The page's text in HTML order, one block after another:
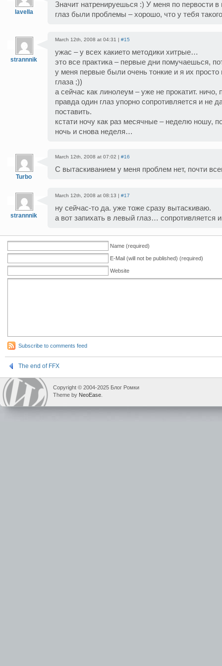
lavella
Значит натренируешься :) У меня по первости в
глаз были проблемы – хорошо, что у тебя
strannnik
March 12th, 2008 at 04:31 | #15
ужас – у всех какието методики хитрые…
это все практика – первые дни помучаешься,
у меня первые были очень тонкие и я их просто
глаза ;))
а сейчас как линолеум – уже не прокатит. ничо,
правда один глаз упорно сопротивляется и не
поставить.
кстати ночу как раз месячные – неделю ношу,
ночь и снова неделя…
Turbo
March 12th, 2008 at 07:02 | #16
С вытаскиванием у меня проблем нет, почти
strannnik
March 12th, 2008 at 08:13 | #17
ну сейчас-то да. уже тоже сразу вытаскиваю.
а вот запихать в левый глаз… сопротивляется
Name (required)
E-Mail (will not be published) (required)
Website
Subscribe to comments feed
The end of FFX
Copyright © 2004-2025 Блог Ромки
Theme by NeoEase